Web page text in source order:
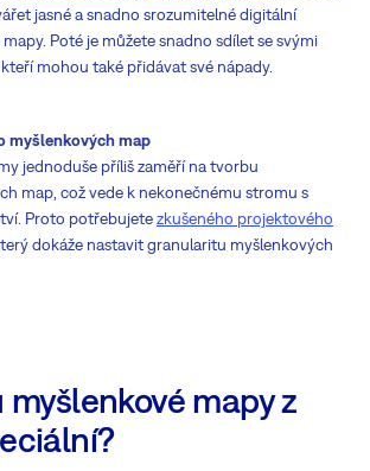
jasné a snadno srozumitelné digitální
Poté je můžete snadno sdílet se svými
mohou také přidávat své nápady.
myšlenkových map
jednoduše příliš zaměří na tvorbu
map, což vede k nekonečnému stromu s
Proto potřebujetezkušeného projektového
dokáže nastavit granularitu myšlenkových
myšlenkové mapy z